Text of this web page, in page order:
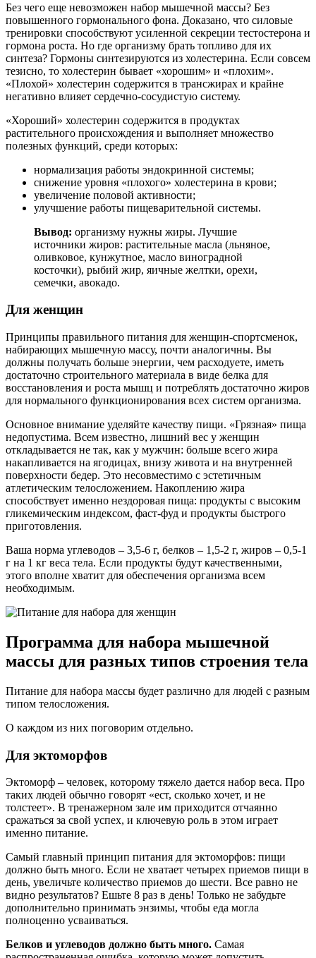
Без чего еще невозможен набор мышечной массы? Без
повышенного гормонального фона. Доказано, что силовые
тренировки способствуют усиленной секреции тестостерона и
гормона роста. Но где организму брать топливо для их
синтеза? Гормоны синтезируются из холестерина. Если совсем
тезисно, то холестерин бывает «хорошим» и «плохим».
«Плохой» холестерин содержится в трансжирах и крайне
негативно влияет сердечно-сосудистую систему.
«Хороший» холестерин содержится в продуктах
растительного происхождения и выполняет множество
полезных функций, среди которых:
нормализация работы эндокринной системы;
снижение уровня «плохого» холестерина в крови;
увеличение половой активности;
улучшение работы пищеварительной системы.
Вывод: организму нужны жиры. Лучшие
источники жиров: растительные масла (льняное,
оливковое, кунжутное, масло виноградной
косточки), рыбий жир, яичные желтки, орехи,
семечки, авокадо.
Для женщин
Принципы правильного питания для женщин-спортсменок,
набирающих мышечную массу, почти аналогичны. Вы
должны получать больше энергии, чем расходуете, иметь
достаточно строительного материала в виде белка для
восстановления и роста мышц и потреблять достаточно жиров
для нормального функционирования всех систем организма.
Основное внимание уделяйте качеству пищи. «Грязная» пища
недопустима. Всем известно, лишний вес у женщин
откладывается не так, как у мужчин: больше всего жира
накапливается на ягодицах, внизу живота и на внутренней
поверхности бедер. Это несовместимо с эстетичным
атлетическим телосложением. Накоплению жира
способствует именно нездоровая пища: продукты с высоким
гликемическим индексом, фаст-фуд и продукты быстрого
приготовления.
Ваша норма углеводов – 3,5-6 г, белков – 1,5-2 г, жиров – 0,5-1
г на 1 кг веса тела. Если продукты будут качественными,
этого вполне хватит для обеспечения организма всем
необходимым.
Программа для набора мышечной
массы для разных типов строения тела
Питание для набора массы будет различно для людей с разным
типом телосложения.
О каждом из них поговорим отдельно.
Для эктоморфов
Эктоморф – человек, которому тяжело дается набор веса. Про
таких людей обычно говорят «ест, сколько хочет, и не
толстеет». В тренажерном зале им приходится отчаянно
сражаться за свой успех, и ключевую роль в этом играет
именно питание.
Самый главный принцип питания для эктоморфов: пищи
должно быть много. Если не хватает четырех приемов пищи в
день, увеличьте количество приемов до шести. Все равно не
видно результатов? Ешьте 8 раз в день! Только не забудьте
дополнительно принимать энзимы, чтобы еда могла
полноценно усваиваться.
Белков и углеводов должно быть много. Самая